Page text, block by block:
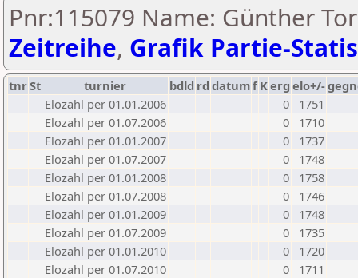
Pnr:115079 Name: Günther
Zeitreihe, Grafik Partie-
tnrSt turnier bdld rd datumf Kerg elo+/-
Elozahl per 01.01.2006
0
1751
Elozahl per 01.07.2006
0
1710
Elozahl per 01.01.2007
0
1737
Elozahl per 01.07.2007
0
1748
Elozahl per 01.01.2008
0
1758
Elozahl per 01.07.2008
0
1746
Elozahl per 01.01.2009
0
1748
Elozahl per 01.07.2009
0
1735
Elozahl per 01.01.2010
0
1720
Elozahl per 01.07.2010
0
1711